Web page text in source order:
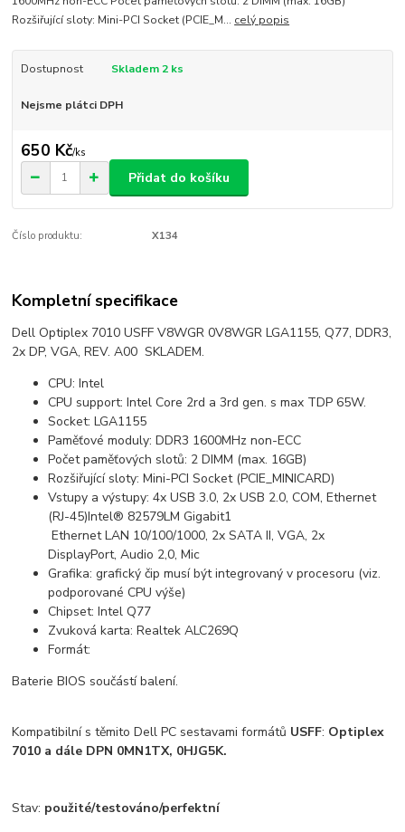
Rozšiřující sloty: Mini-PCI Socket (PCIE_M... celý popis
Dostupnost Skladem 2 ks
Nejsme plátci DPH
650 Kč/ks
Přidat do košíku
Číslo produktu: X134
Kompletní specifikace
Dell Optiplex 7010 USFF V8WGR 0V8WGR LGA1155, Q77, DDR3,
2x DP, VGA, REV. A00 SKLADEM.
CPU: Intel
CPU support: Intel Core 2rd a 3rd gen. s max TDP 65W.
Socket: LGA1155
Paměťové moduly: DDR3 1600MHz non-ECC
Počet paměťových slotů: 2 DIMM (max. 16GB)
Rozšiřující sloty: Mini-PCI Socket (PCIE_MINICARD)
Vstupy a výstupy: 4x USB 3.0, 2x USB 2.0, COM, Ethernet
(RJ-45)Intel® 82579LM Gigabit1
Ethernet LAN 10/100/1000, 2x SATA II, VGA, 2x
DisplayPort, Audio 2,0, Mic
Grafika: grafický čip musí být integrovaný v procesoru (viz.
podporované CPU výše)
Chipset: Intel Q77
Zvuková karta: Realtek ALC269Q
Formát:
Baterie BIOS součástí balení.
Kompatibilní s těmito Dell PC sestavami formátů USFF: Optiplex
7010 a dále DPN 0MN1TX, 0HJG5K.
Stav: použité/testováno/perfektní